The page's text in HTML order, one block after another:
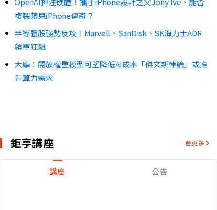
複製蘋果iPhone傳奇？
半導體股強勢反攻！Marvell、SanDisk、SK海力士ADR
領軍狂飆
大摩：開放權重模型可望降低AI成本「傑文斯悖論」或推
升算力需求
鉅亨講座 看更多
講座 公告